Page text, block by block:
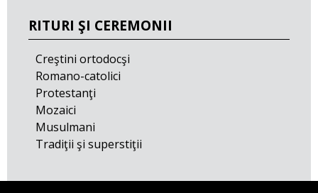
RITURI ŞI CEREMONII
Creştini ortodocşi
Romano-catolici
Protestanţi
Mozaici
Musulmani
Tradiţii şi superstiţii